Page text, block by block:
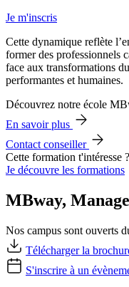
Je m'inscris
Cette dynamique reflète
former des professionnels
face aux transformations
performantes et humaines.
Découvrez notre école
En savoir plus
Contact conseiller
Cette formation t'intéresse ?
Je découvre les formations
MBway,
Nos campus sont ouverts
Télécharger la
S'inscrire à un